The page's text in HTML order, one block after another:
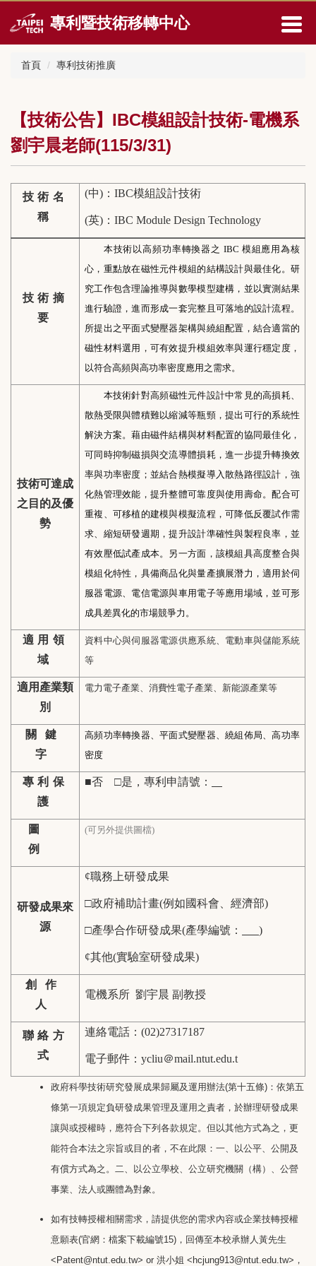
到
專利暨技術移轉中心
首頁 專利技術推廣
【技術公告】IBC模組設計技術-電機系
劉宇晨老師(115/3/31)
技術名
稱
(中) ： IBC模組設計技術
(英) ： IBC Module Design Technology
技術摘
要
本技術以高頻功率轉換器之 IBC 模組應用為核
心，重點放在磁性元件模組的結構設計與最佳化。研
究工作包含理論推導與數學模型建構，並以實測結果
進行驗證，進而形成一套完整且可落地的設計流程。
所提出之平面式變壓器架構與繞組配置，結合適當的
磁性材料選用，可有效提升模組效率與運行穩定度，
以符合高頻與高功率密度應用之需求。
技術可達成
之目的及優
勢
本技術針對高頻磁性元件設計中常見的高損耗、
散熱受限與體積難以縮減等瓶頸，提出可行的系統性
解決方案。藉由磁件結構與材料配置的協同最佳化，
可同時抑制磁損與交流導體損耗，進一步提升轉換效
率與功率密度；並結合熱模擬導入散熱路徑設計，強
化熱管理效能，提升整體可靠度與使用壽命。配合可
重複、可移植的建模與模擬流程，可降低反覆試作需
求、縮短研發週期，提升設計準確性與製程良率，並
有效壓低試產成本。另一方面，該模組具高度整合與
模組化特性，具備商品化與量產擴展潛力，適用於伺
服器電源、電信電源與車用電子等應用場域，並可形
成具差異化的市場競爭力。
適用領
域
資料中心與伺服器電源供應系統、電動車與儲能系統
等
適用產業類
別
電力電子產業、消費性電子產業、新能源產業等
關鍵
字
高頻功率轉換器、平面式變壓器、繞組佈局、高功率
密度
專利保
護
■否 □是，專利申請號：
圖
例
(可另外提供圖檔)
研發成果來
源
¢職務上研發成果
□政府補助計畫(例如國科會、經濟部)
□產學合作研發成果(產學編號： )
¢其他(實驗室研發成果)
創作
人
電機系所 劉宇晨 副教授
聯絡方
式
連絡電話： (02)27317187
電子郵件： ycliu＠mail.ntut.edu.t
政府科學技術研究發展成果歸屬及運用辦法(第十五條)：依第五
條第一項規定負研發成果管理及運用之責者，於辦理研發成果
讓與或授權時，應符合下列各款規定。但以其他方式為之，更
能符合本法之宗旨或目的者，不在此限：一、以公平、公開及
有償方式為之。二、以公立學校、公立研究機關（構）、公營
事業、法人或團體為對象。
如有技轉授權相關需求，請提供您的需求內容或企業技轉授權
意願表(官網：檔案下載編號15)，回傳至本校承辦人黃先生
<Patent@ntut.edu.tw> or 洪小姐 <hcjung913@ntut.edu.tw>，